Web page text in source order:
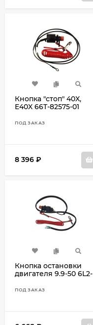
Кнопка "стоп" 40X,
E40X 66T-82575-01
ПОД ЗАКАЗ
8 396 ₽
Кнопка остановки
двигателя 9.9-50 6L2-
ПОД ЗАКАЗ